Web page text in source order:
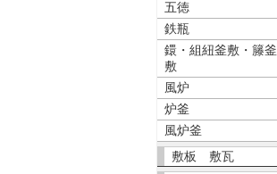
五徳
鉄瓶
鐶・組紐釜敷・籐釜
敷
風炉
炉釜
風炉釜
敷板 敷瓦